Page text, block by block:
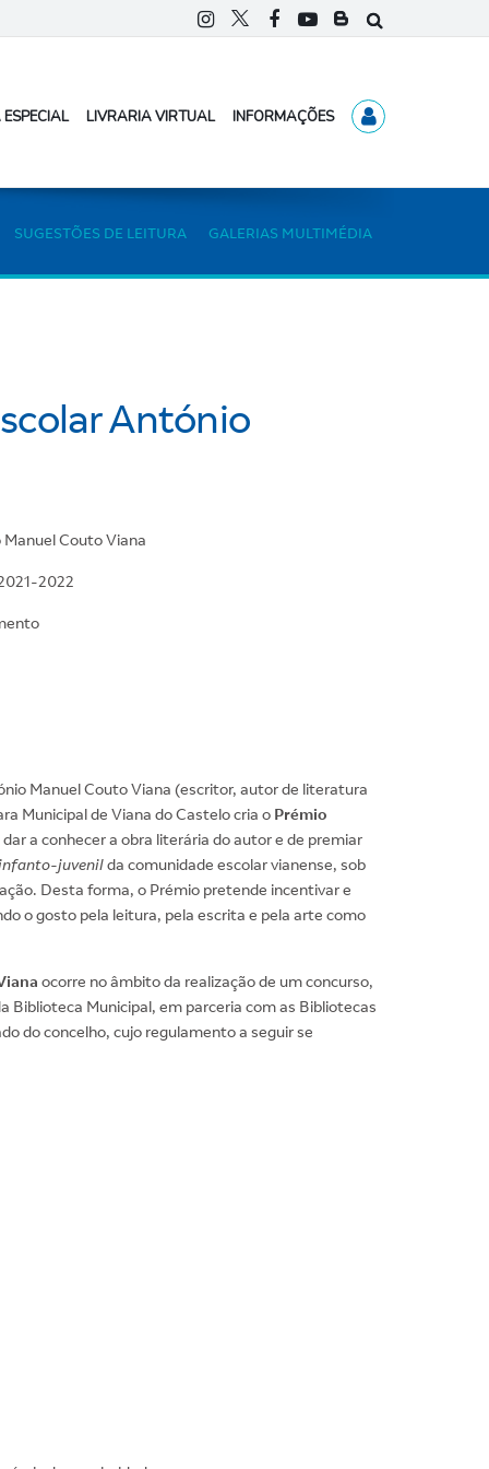
LIVRARIA VIRTUAL INFORMAÇÕES
SUGESTÕES DE LEITURA GALERIAS MULTIMÉDIA
António
Couto Viana
2022
Manuel Couto Viana (escritor, autor de literatura
Municipal de Viana do Castelo cria o Prémio
a conhecer a obra literária do autor e de premiar
juvenilda comunidade escolar vianense, sob
Desta forma, o Prémio pretende incentivar e
o gosto pela leitura, pela escrita e pela arte como
ocorre no âmbito da realização de um concurso,
Biblioteca Municipal, em parceria com as Bibliotecas
do concelho, cujo regulamento a seguir se